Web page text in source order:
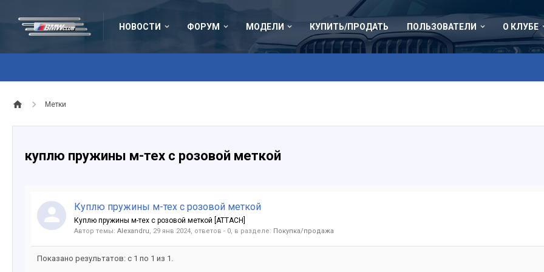
НОВОСТИ ФОРУМ МОДЕЛИ КУПИТЬ/ПРОДАТЬ ПОЛЬЗОВАТЕЛИ О КЛУБЕ
Метки
куплю пружины м-тех с розовой меткой
Куплю пружины м-тех с розовой меткой
Куплю пружины м-тех с розовой меткой [ATTACH]
Автор темы: Alexandru, 29 янв 2024, ответов - 0, в разделе: Покупка/продажа
Показано результатов: с 1 по 1 из 1.